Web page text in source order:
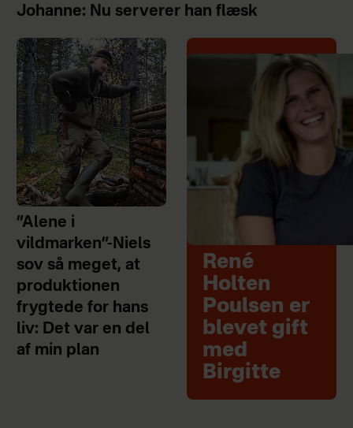
Johanne: Nu serverer han flæsk
”Alene i
vildmarken”-Niels
sov så meget, at
produktionen
frygtede for hans
liv: Det var en del
af min plan
René
Holten
Poulsen er
blevet gift
med
Birgitte